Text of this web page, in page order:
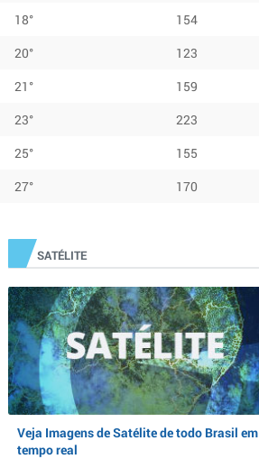
18°
154
20°
123
21°
159
23°
223
25°
155
27° 170
SATÉLITE
Veja Imagens de Satélite de todo Brasil em
tempo real